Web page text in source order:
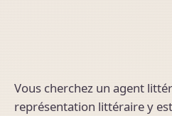
Vous cherchez un agent
représentation littéraire y